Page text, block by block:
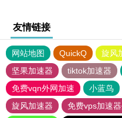
友情链接
网站地图 QuickQ 旋风
坚果加速器
tiktok加速器
免费vqn外网加速
小蓝鸟
旋风加速器
免费vps加速